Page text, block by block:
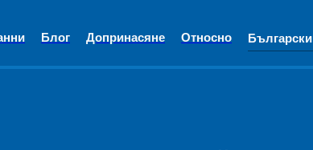
Блог Допринасяне Относно Български